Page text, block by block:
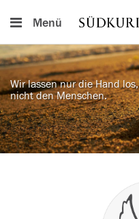
Menü
Wir lassen nur die Hand los,
nicht den Menschen.